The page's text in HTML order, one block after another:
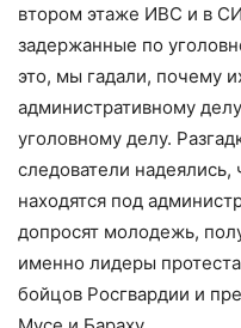
втором этаже ИВС и в
задержанные по
это, мы гадали, почему
административному
уголовному делу.
следователи
находятся под
допросят молодежь,
именно лидеры
бойцов Росгвардии и